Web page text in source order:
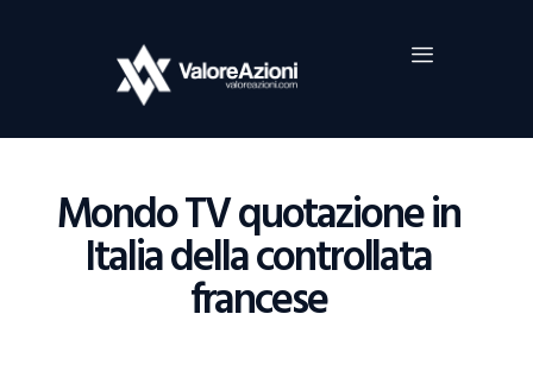
Mondo TV quotazione in
Italia della controllata
francese
Home
Investimenti
Borsa
Guide Al Trading
Criptovalute